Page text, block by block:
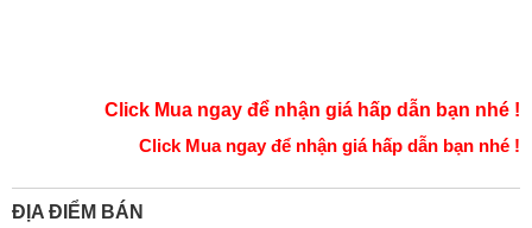
Click Mua ngay để nhận giá hấp dẫn bạn nhé !
Click Mua ngay để nhận giá hấp dẫn bạn nhé !
ĐỊA ĐIỂM BÁN